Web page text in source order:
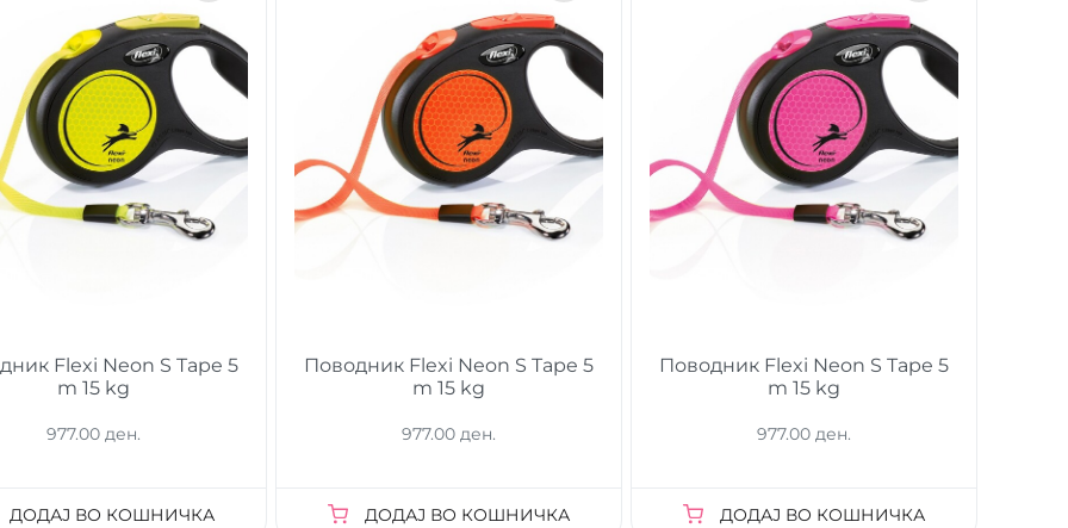
Flexi Neon S Tape 5
m 15 kg
977.00 ден.
ДОДАЈ ВО КОШНИЧКА
Поводник Flexi Neon S Tape 5
m 15 kg
977.00 ден.
ДОДАЈ ВО КОШНИЧКА
Поводник Flexi Neon S Tape 5
m 15 kg
977.00 ден.
ДОДАЈ ВО КОШНИЧКА